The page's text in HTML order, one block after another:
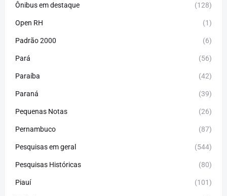
Ônibus em destaque (128)
Open RH (1)
Padrão 2000 (6)
Pará (56)
Paraíba (42)
Paraná (39)
Pequenas Notas (26)
Pernambuco (87)
Pesquisas em geral (544)
Pesquisas Históricas (80)
Piauí (101)